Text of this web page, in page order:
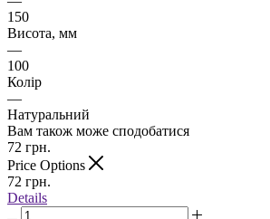
150
Висота, мм
—
100
Колір
—
Натуральний
Вам також може сподобатися
72 грн.
Price Options
72 грн.
Details